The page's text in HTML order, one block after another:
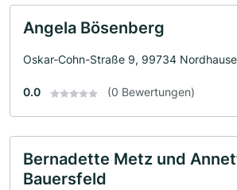
Angela Bösenberg
Oskar-Cohn-Straße 9, 99734
0.0 (0 Bewertungen)
Bernadette Metz und
Bauersfeld